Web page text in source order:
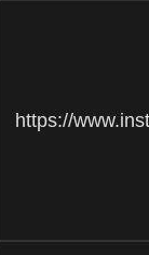
https://